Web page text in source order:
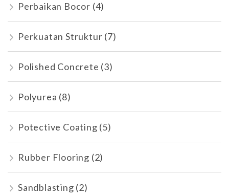
Perbaikan Bocor (4)
Perkuatan Struktur (7)
Polished Concrete (3)
Polyurea (8)
Potective Coating (5)
Rubber Flooring (2)
Sandblasting (2)